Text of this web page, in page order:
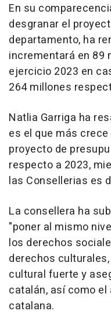
En su
desgranar el
departamento, ha
incrementará en 89
ejercicio 2023 en
264 millones
Natlia Garriga ha
es el que más
proyecto de
respecto a 2023,
las Consellerias es
La consellera ha
"poner al mismo
los derechos
derechos
cultural fuerte y
catalán, así como
catalana.